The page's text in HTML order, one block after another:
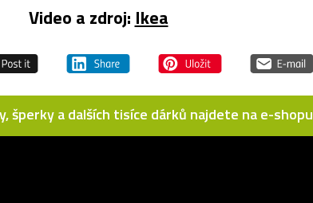
Video a zdroj: Ikea
a dalších tisíce dárků najdete na e-shopu